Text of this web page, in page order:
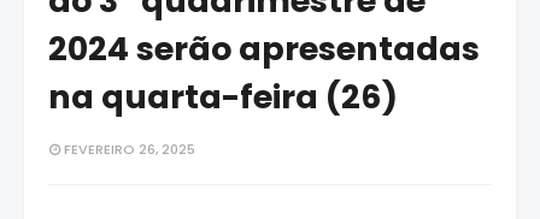
2024 serão apresentadas
na quarta-feira (26)
FEVEREIRO 26, 2025